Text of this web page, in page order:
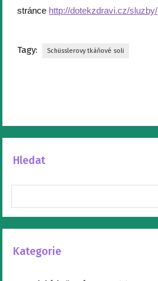
stránce http://dotekzdravi.cz/sluzby/
Tagy: Schüsslerovy tkáňové soli
Hledat
Kategorie